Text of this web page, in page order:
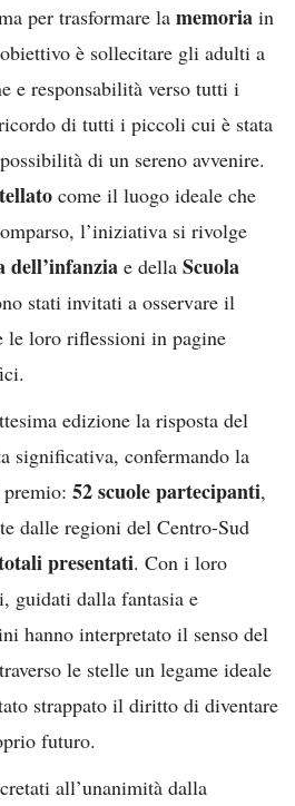
per trasformare la memoria in
è sollecitare gli adulti a
e responsabilità verso tutti i
di tutti i piccoli cui è stata
di un sereno avvenire.
come il luogo ideale che
l’iniziativa si rivolge
dell’infanzia e della Scuola
stati invitati a osservare il
le loro riflessioni in pagine
edizione la risposta del
significativa, confermando la
52 scuole partecipanti,
dalle regioni del Centro-Sud
presentati. Con i loro
guidati dalla fantasia e
hanno interpretato il senso del
le stelle un legame ideale
strappato il diritto di diventare
futuro.
all’unanimità dalla